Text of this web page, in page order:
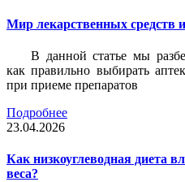
Мир лекарственных средств
В данной статье мы
как правильно выбирать
при приеме препаратов
Подробнее
23.04.2026
Как низкоуглеводная диета
веса?